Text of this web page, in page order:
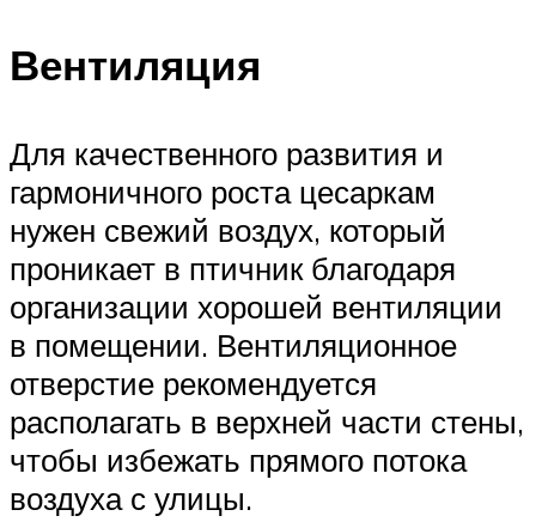
Вентиляция
Для качественного развития и
гармоничного роста цесаркам
нужен свежий воздух, который
проникает в птичник благодаря
организации хорошей вентиляции
в помещении. Вентиляционное
отверстие рекомендуется
располагать в верхней части стены,
чтобы избежать прямого потока
воздуха с улицы.